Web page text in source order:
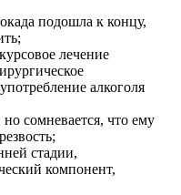
подошла к концу,
лечение
алкоголя
сомневается, что ему
стадии,
компонент,